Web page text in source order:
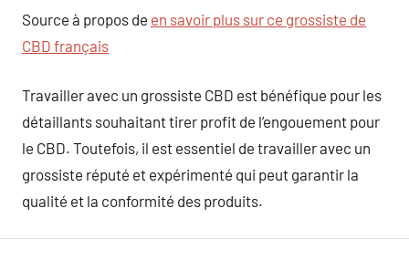
Source à propos de en savoir plus sur ce grossiste de
CBD français
Travailler avec un grossiste CBD est bénéfique pour les
détaillants souhaitant tirer profit de l’engouement pour
le CBD. Toutefois, il est essentiel de travailler avec un
grossiste réputé et expérimenté qui peut garantir la
qualité et la conformité des produits.